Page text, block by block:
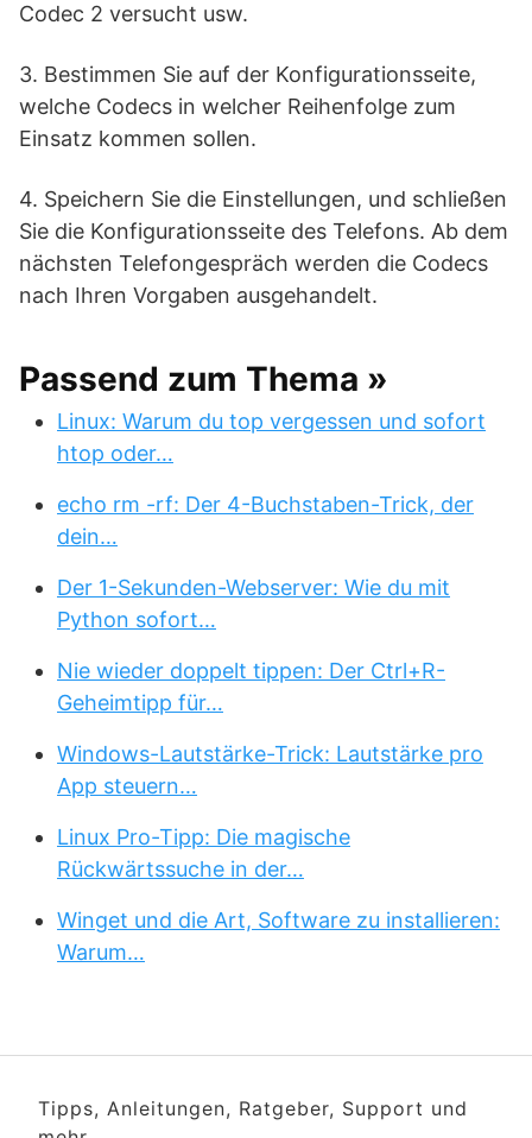
Codec 2 versucht usw.
3. Bestimmen Sie auf der Konfigurationsseite,
welche Codecs in welcher Reihenfolge zum
Einsatz kommen sollen.
4. Speichern Sie die Einstellungen, und schließen
Sie die Konfigurationsseite des Telefons. Ab dem
nächsten Telefongespräch werden die Codecs
nach Ihren Vorgaben ausgehandelt.
Passend zum Thema »
Linux: Warum du top vergessen und sofort
htop oder…
echo rm -rf: Der 4-Buchstaben-Trick, der
dein…
Der 1-Sekunden-Webserver: Wie du mit
Python sofort…
Nie wieder doppelt tippen: Der Ctrl+R-
Geheimtipp für…
Windows-Lautstärke-Trick: Lautstärke pro
App steuern…
Linux Pro-Tipp: Die magische
Rückwärtssuche in der…
Winget und die Art, Software zu installieren:
Warum…
Tipps, Anleitungen, Ratgeber, Support und